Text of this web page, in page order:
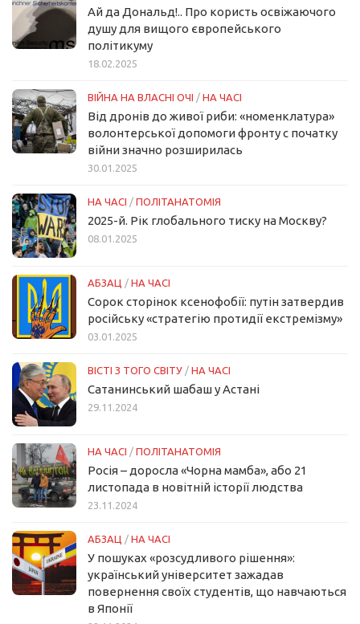
Ай да Дональд!.. Про користь освіжаючого
душу для вищого європейського
політикуму
18.02.2025
ВІЙНА НА ВЛАСНІ ОЧІ / НА ЧАСІ
Від дронів до живої риби: «номенклатура»
волонтерської допомоги фронту с початку
війни значно розширилась
30.01.2025
НА ЧАСІ / ПОЛІТАНАТОМІЯ
2025-й. Рік глобального тиску на Москву?
08.01.2025
АБЗАЦ / НА ЧАСІ
Сорок сторінок ксенофобії: путін затвердив
російську «стратегію протидії екстремізму»
03.01.2025
ВІСТІ З ТОГО СВІТУ / НА ЧАСІ
Сатанинський шабаш у Астані
29.11.2024
НА ЧАСІ / ПОЛІТАНАТОМІЯ
Росія – доросла «Чорна мамба», або 21
листопада в новітній історії людства
23.11.2024
АБЗАЦ / НА ЧАСІ
У пошуках «розсудливого рішення»:
український університет зажадав
повернення своїх студентів, що навчаються
в Японії